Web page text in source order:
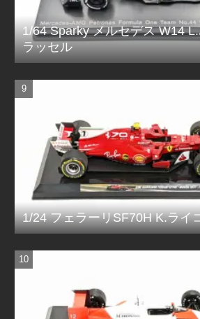
1/64 Sparky メルセデス W14
ラッセル
1/24 フェラーリSF70H K.ライ